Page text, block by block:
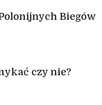
Biegów
czy nie?